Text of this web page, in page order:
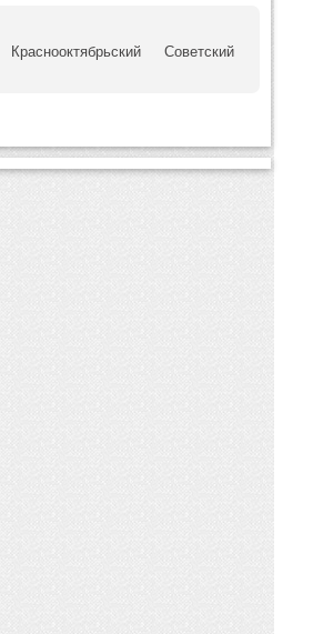
Краснооктябрьский
Советский